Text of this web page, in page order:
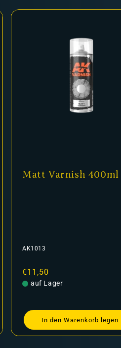
Matt Varnish 400ml
AK1013
Normaler
Preis
€11,50
auf Lager
In den Warenkorb legen